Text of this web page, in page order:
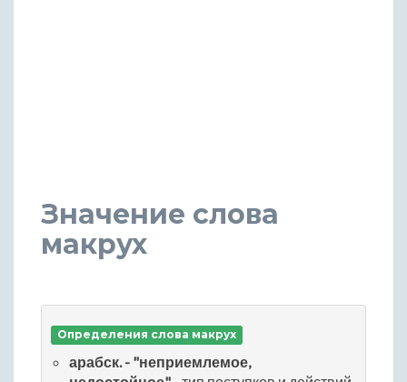
Значение слова
макрух
Определения слова макрух
арабск. - "неприемлемое,